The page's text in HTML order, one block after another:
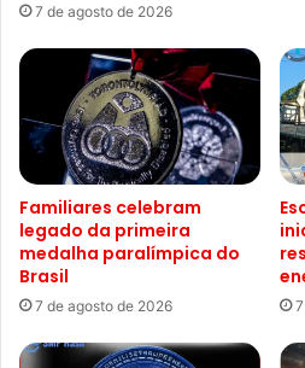
7 de agosto de 2026
Familiares celebram
legado da primeira
medalha paralímpica do
Brasil
7 de agosto de 2026